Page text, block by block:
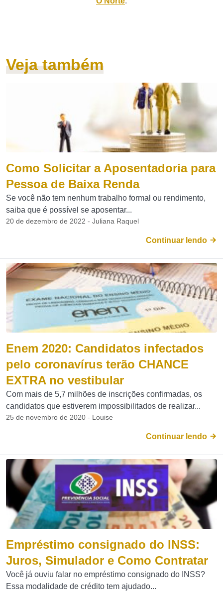
Veja também
Como Solicitar a Aposentadoria para
Pessoa de Baixa Renda
Se você não tem nenhum trabalho formal ou rendimento,
saiba que é possível se aposentar...
20 de dezembro de 2022 - Juliana Raquel
Continuar lendo
Enem 2020: Candidatos infectados
pelo coronavírus terão CHANCE
EXTRA no vestibular
Com mais de 5,7 milhões de inscrições confirmadas, os
candidatos que estiverem impossibilitados de realizar...
25 de novembro de 2020 - Louise
Continuar lendo
Empréstimo consignado do INSS:
Juros, Simulador e Como Contratar
Você já ouviu falar no empréstimo consignado do INSS?
Essa modalidade de crédito tem ajudado...